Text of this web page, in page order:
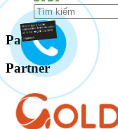
Skip
to
content
Partner
Partner